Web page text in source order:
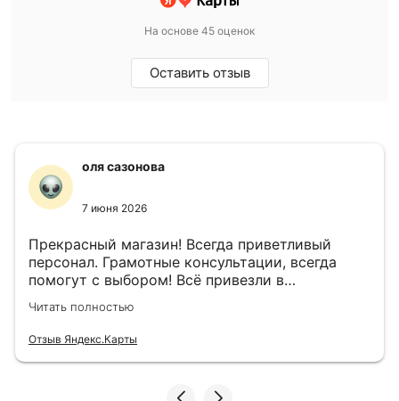
На основе 45 оценок
Оставить отзыв
оля сазонова
7 июня 2026
Прекрасный магазин! Всегда приветливый
персонал. Грамотные консультации, всегда
помогут с выбором! Всё привезли в
назначенный день!
Читать полностью
Отзыв Яндекс.Карты